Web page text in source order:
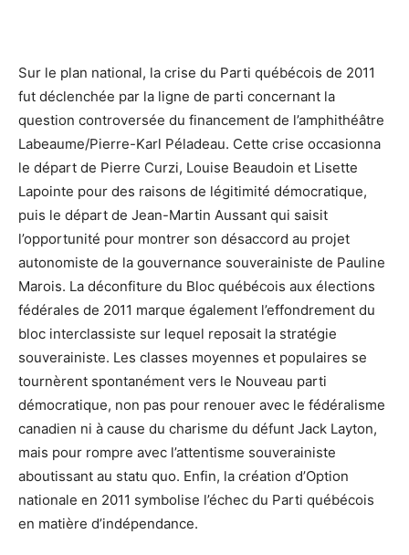
Sur le plan national, la crise du Parti québécois de 2011
fut déclenchée par la ligne de parti concernant la
question controversée du financement de l’amphithéâtre
Labeaume/Pierre-Karl Péladeau. Cette crise occasionna
le départ de Pierre Curzi, Louise Beaudoin et Lisette
Lapointe pour des raisons de légitimité démocratique,
puis le départ de Jean-Martin Aussant qui saisit
l’opportunité pour montrer son désaccord au projet
autonomiste de la gouvernance souverainiste de Pauline
Marois. La déconfiture du Bloc québécois aux élections
fédérales de 2011 marque également l’effondrement du
bloc interclassiste sur lequel reposait la stratégie
souverainiste. Les classes moyennes et populaires se
tournèrent spontanément vers le Nouveau parti
démocratique, non pas pour renouer avec le fédéralisme
canadien ni à cause du charisme du défunt Jack Layton,
mais pour rompre avec l’attentisme souverainiste
aboutissant au statu quo. Enfin, la création d’Option
nationale en 2011 symbolise l’échec du Parti québécois
en matière d’indépendance.